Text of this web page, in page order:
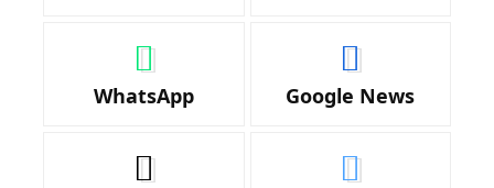
WhatsApp Google News